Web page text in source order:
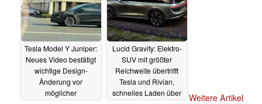
Tesla Model Y Juniper:
Neues Video bestätigt
wichtige Design-
Änderung vor
möglicher
Lucid Gravity: Elektro-
SUV mit größter
Reichweite übertrifft
Tesla und Rivian,
schnelles Laden über
Weitere Artikel